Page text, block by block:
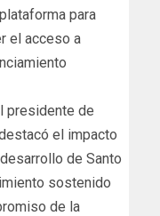
para
el acceso a
presidente de
el impacto
de Santo
sostenido
de la